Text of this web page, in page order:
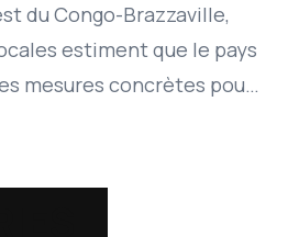
du Congo-Brazzaville,
estiment que le pays
mesures concrètes pour